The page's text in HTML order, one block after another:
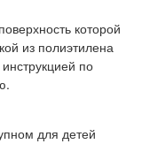
которой
из полиэтилена
по
для детей